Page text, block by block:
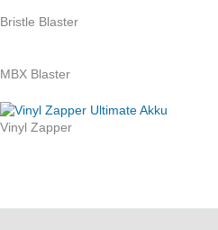
Bristle Blaster
MBX Blaster
Vinyl Zapper